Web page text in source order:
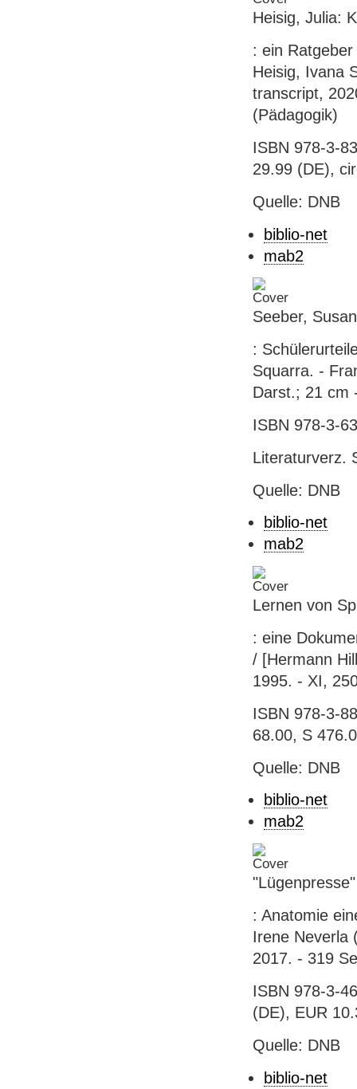
Heisig, Julia:
: ein
Heisig, Ivana
transcript,
(Pädagogik)
ISBN 978-3-
29.99 (DE),
Quelle: DNB
biblio-net
mab2
Seeber,
:
Squarra. -
Darst.; 21 cm
ISBN 978-3-
Literaturverz.
Quelle: DNB
biblio-net
mab2
Lernen von
: eine
/ [Hermann
1995. - XI,
ISBN 978-3-
68.00, S
Quelle: DNB
biblio-net
mab2
"Lügenpresse"
: Anatomie
Irene Neverla
2017. - 319
ISBN 978-3-
(DE), EUR
Quelle: DNB
biblio-net